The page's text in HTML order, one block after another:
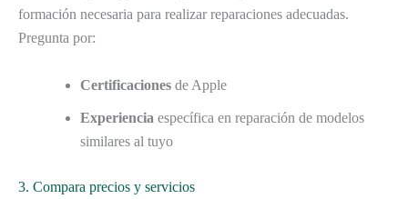
formación necesaria para realizar reparaciones adecuadas.
Pregunta por:
Certificaciones de Apple
Experiencia específica en reparación de modelos
similares al tuyo
3. Compara precios y servicios